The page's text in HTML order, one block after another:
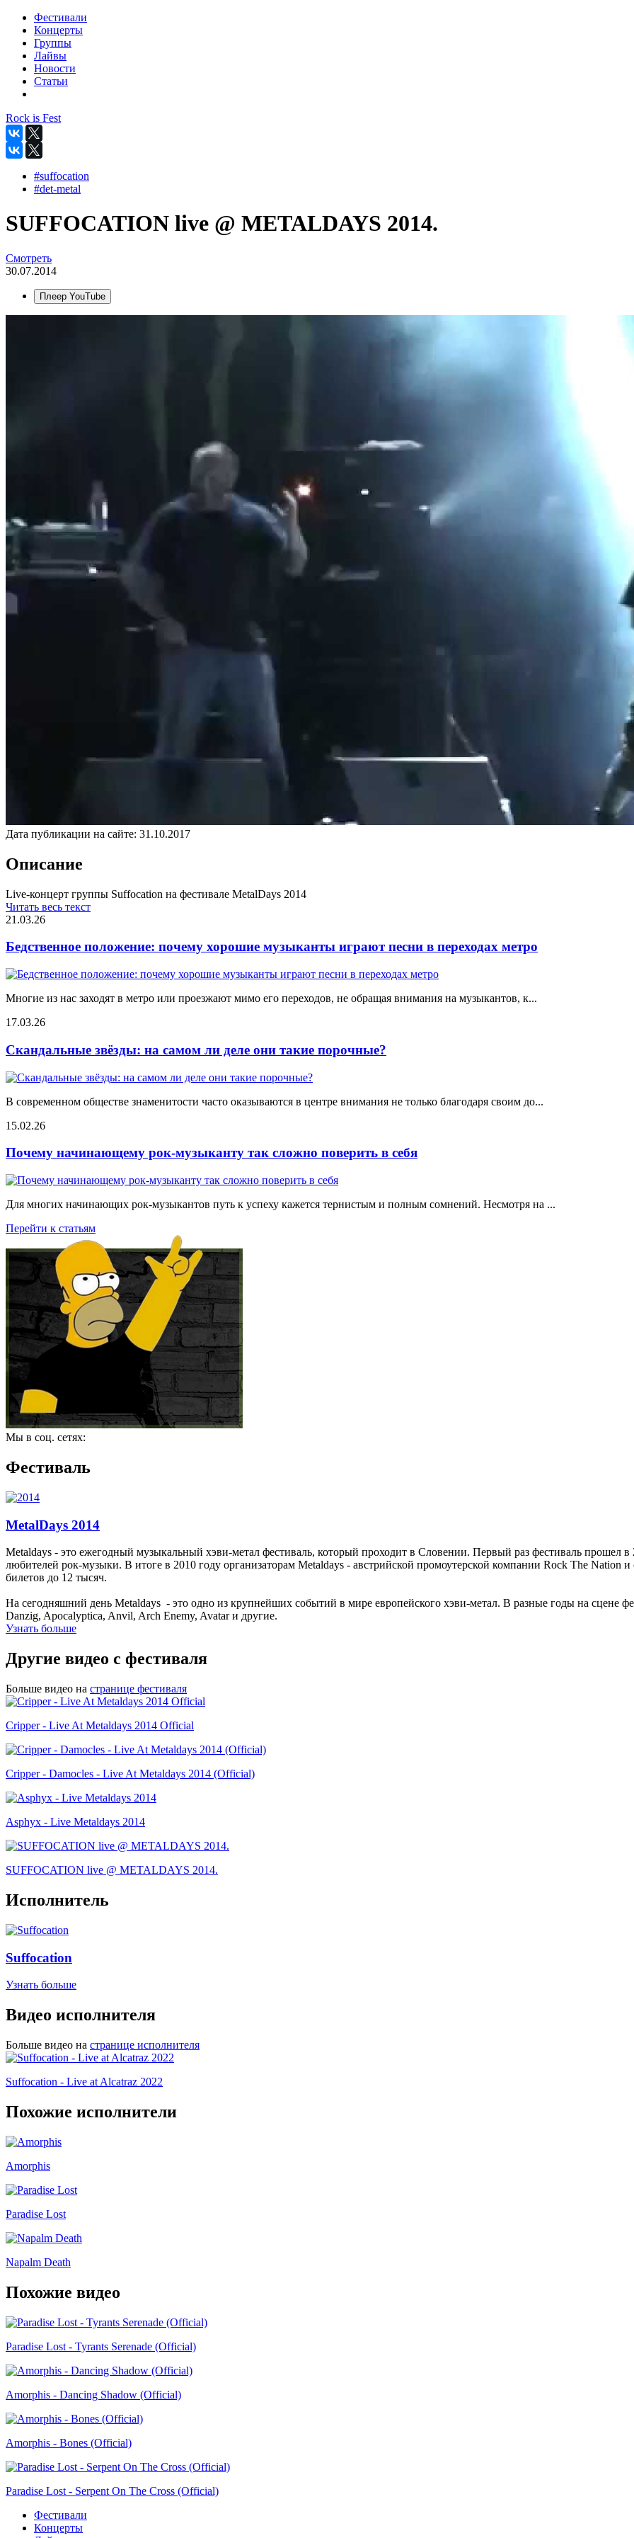
Фестивали
Концерты
Группы
Лайвы
Новости
Статьи
Rock is Fest
#suffocation
#det-metal
SUFFOCATION live @ METALDAYS 2014.
Смотреть
30.07.2014
Плеер YouTube
Дата публикации на сайте: 31.10.2017
Описание
Live-концерт группы Suffocation на фестивале MetalDays 2014
Читать весь текст
21.03.26
Бедственное положение: почему хорошие музыканты играют песни в переходах метро
Многие из нас заходят в метро или проезжают мимо его переходов, не обращая внимания на музыкантов, к...
17.03.26
Скандальные звёзды: на самом ли деле они такие порочные?
В современном обществе знаменитости часто оказываются в центре внимания не только благодаря своим до...
15.02.26
Почему начинающему рок-музыканту так сложно поверить в себя
Для многих начинающих рок-музыкантов путь к успеху кажется тернистым и полным сомнений. Несмотря на ...
Перейти к статьям
Мы в соц. сетях:
Фестиваль
MetalDays 2014
Metaldays - это ежегодный музыкальный хэви-метал фестиваль, который проходит в Словении. Первый раз фестиваль прошел в
любителей рок-музыки. В итоге в 2010 году организаторам Metaldays - австрийской промоутерской компании Rock The Nation
билетов до 12 тысяч.
На сегодняшний день Metaldays - это одно из крупнейших событий в мире европейского хэви-метал. В разные годы на сцене
Danzig, Apocalyptica, Anvil, Arch Enemy, Avatar и другие.
Узнать больше
Другие видео с фестиваля
Больше видео на странице фестиваля
Cripper - Live At Metaldays 2014 Official
Cripper - Damocles - Live At Metaldays 2014 (Official)
Asphyx - Live Metaldays 2014
SUFFOCATION live @ METALDAYS 2014.
Исполнитель
Suffocation
Узнать больше
Видео исполнителя
Больше видео на странице исполнителя
Suffocation - Live at Alcatraz 2022
Похожие исполнители
Amorphis
Paradise Lost
Napalm Death
Похожие видео
Paradise Lost - Tyrants Serenade (Official)
Amorphis - Dancing Shadow (Official)
Amorphis - Bones (Official)
Paradise Lost - Serpent On The Cross (Official)
Фестивали
Концерты